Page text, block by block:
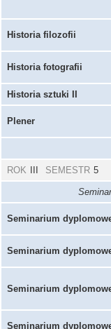
Historia filozofii
Historia fotografii
Historia sztuki II
Plener
ROK SEMESTR 5
Seminarium
Seminarium
Seminarium
Seminarium